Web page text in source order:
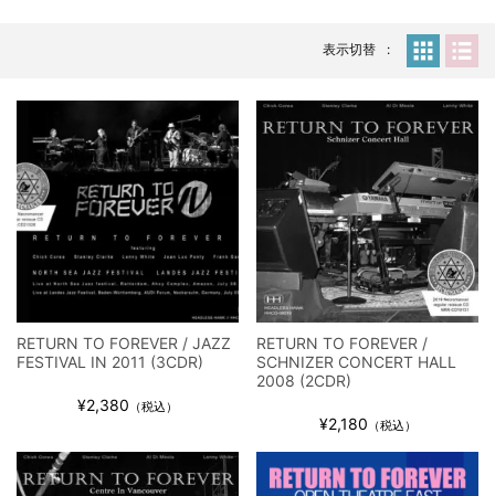
全収録！
*NEW RELEASE (最新約3ヶ月)
2024.6.9
メガデス / 2023年8月4日 ドイツ W.O.A. 公演 FHD 完全収録！
*NEW RELEASE (最新約3ヶ月)
2024.6.9
ユーライア・ヒープ / 2023年8月3日 ドイツ W.O.A. 公演 FHD 完
全収録！
*NEW RELEASE (最新約3ヶ月)
2024.6.9
ジャーニー / 1979年5月8+9日 コロラド州 2公演 SBD 完全収録！
*NEW RELEASE (最新約3ヶ月)
2024.11.9
NGHFB / 2024年7月28日 フジロック’24公演 超高音質AI-SBD！
*NEW RELEASE (最新約3ヶ月)
2024.8.24
ウォーニング / 2024年4月22日 英リーズ公演 超高音質
IEM+Aud！
ビリー・ジョエル / 2024年3月24日 100Aniv. 米M.S.G公演 完全
表示切替
RETURN TO FOREVER / JAZZ
FESTIVAL IN 2011 (3CDR)
¥2,380 （税込）
RETURN TO FOREVER /
SCHNIZER CONCERT HALL
2008 (2CDR)
¥2,180 （税込）